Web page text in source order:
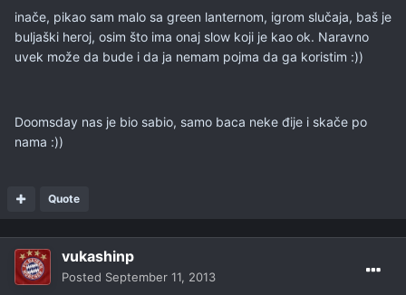
inače, pikao sam malo sa green lanternom, igrom slučaja, baš je
buljaški heroj, osim što ima onaj slow koji je kao ok. Naravno
uvek može da bude i da ja nemam pojma da ga koristim :))
Doomsday nas je bio sabio, samo baca neke đije i skače po
nama :))
Quote
vukashinp
Posted September 11, 2013